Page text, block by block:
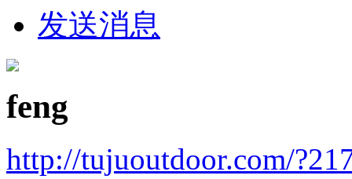
发送消息
feng
http://tujuoutdoor.com/